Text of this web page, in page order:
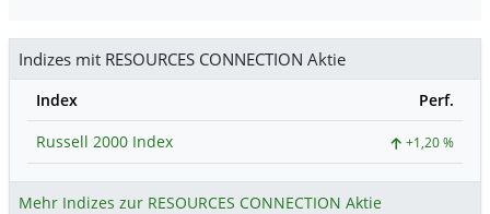
Indizes mit RESOURCES CONNECTION Aktie
Index
Perf.
Russell 2000 Index
+1,20 %
Mehr Indizes zur RESOURCES CONNECTION Aktie